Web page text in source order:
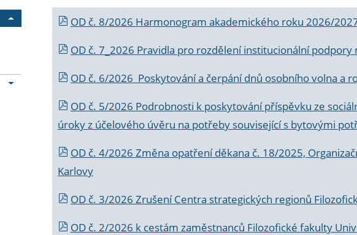
OD č. 8/2026 Harmonogram akademického roku 2026/
OD č. 7_2026 Pravidla pro rozdělení institucionální
OD č. 6/2026 Poskytování a čerpání dnů osobního volna a
OD č. 5/2026 Podrobnosti k poskytování příspěvku ze
úroky z účelového úvěru na potřeby související s bytovými
OD č. 4/2026 Změna opatření děkana č. 18/2025,
Karlovy
OD č. 3/2026 Zrušení Centra strategických regionů
OD č. 2/2026 k cestám zaměstnanců Filozofické fakulty